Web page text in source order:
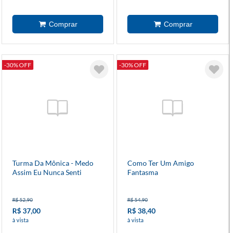
-30% OFF
Turma Da Mônica - Medo
Assim Eu Nunca Senti
R$ 52,90
R$ 37,00
à vista
-30% OFF
Como Ter Um Amigo
Fantasma
R$ 54,90
R$ 38,40
à vista